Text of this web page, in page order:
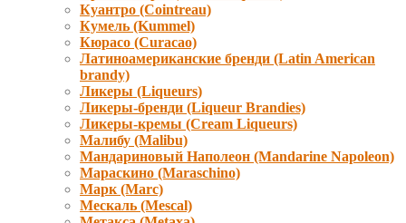
Куантро (Cointreau)
Кумель (Kummel)
Кюрасо (Curacao)
Латиноамериканские бренди (Latin American
brandy)
Ликеры (Liqueurs)
Ликеры-бренди (Liqueur Brandies)
Ликеры-кремы (Cream Liqueurs)
Малибу (Malibu)
Мандариновый Наполеон (Mandarine Napoleon)
Мараскино (Маraschino)
Марк (Marc)
Мескаль (Mescal)